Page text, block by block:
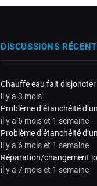
DISCUSSIONS
Chauffe eau fait disjoncter
il y a 3 mois
Problème d’étanchéité
il y a 6 mois et 1 semaine
Problème d’étanchéité
il y a 6 mois et 1 semaine
Réparation/changement
il y a 7 mois et 1 semaine